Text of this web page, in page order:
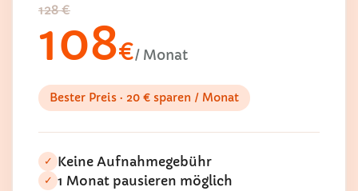
128 €
108€/ Monat
Bester Preis · 20 € sparen / Monat
✓ Keine Aufnahmegebühr
✓ 1 Monat pausieren möglich